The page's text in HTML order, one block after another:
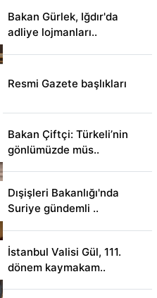
Bakan Gürlek, Iğdır'da
adliye lojmanları..
Resmi Gazete başlıkları
Bakan Çiftçi: Türkeli’nin
gönlümüzde müs..
Dışişleri Bakanlığı'nda
Suriye gündemli ..
İstanbul Valisi Gül, 111.
dönem kaymakam..